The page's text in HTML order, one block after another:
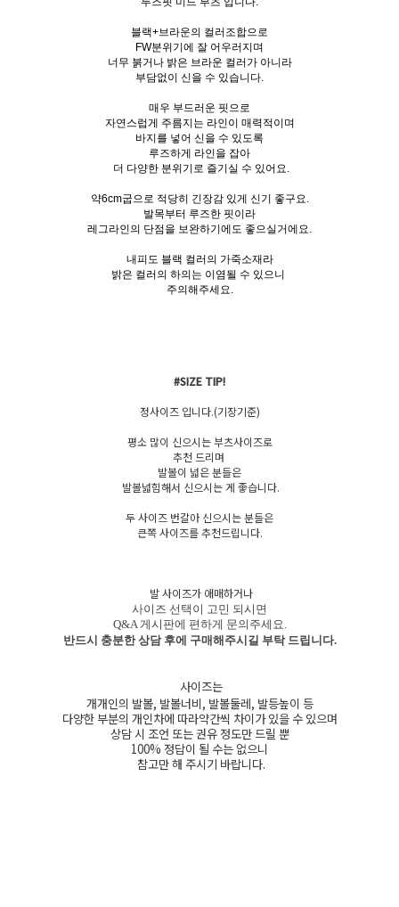
블랙+브라운의 컬러조합으로
FW분위기에 잘 어우러지며
너무 붉거나 밝은 브라운 컬러가 아니라
부담없이 신을 수 있습니다.
매우 부드러운 핏으로
자연스럽게 주름지는 라인이 매력적이며
바지를 넣어 신을 수 있도록
루즈하게 라인을 잡아
더 다양한 분위기로 즐기실 수 있어요.
약6cm굽으로 적당히 긴장감 있게 신기 좋구요.
발목부터 루즈한 핏이라
레그라인의 단점을 보완하기에도 좋으실거에요.
내피도 블랙 컬러의 가죽소재라
밝은 컬러의 하의는 이염될 수 있으니
주의해주세요.
#SIZE TIP!
정사이즈 입니다.(기장기준)
평소 많이 신으시는 부츠사이즈로
추천 드리며
발볼이 넓은 분들은
발볼넓힘해서 신으시는 게 좋습니다.
두 사이즈 번갈아 신으시는 분들은
큰쪽 사이즈를 추천드립니다.
발 사이즈가 애매하거나
사이즈 선택이 고민 되시면
Q&A 게시판에 편하게 문의주세요.
반드시 충분한 상담 후에 구매해주시길 부탁 드립니다.
사이즈는
개개인의 발볼, 발볼너비, 발볼둘레, 발등높이 등
다양한 부분의 개인차에 따라약간씩 차이가 있을 수 있으며
상담 시 조언 또는 권유 정도만 드릴 뿐
100% 정답이 될 수는 없으니
참고만 해 주시기 바랍니다.